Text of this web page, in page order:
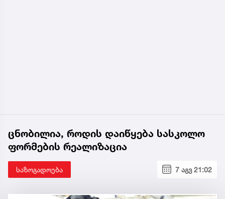
ცნობილია, როდის დაიწყება სასკოლო
ფორმების რეალიზაცია
საზოგადოება 7 აგვ 21:02